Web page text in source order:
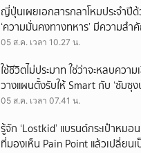
ญี่ปุ่นเผยเอกสารกลาโหมประจำปี
‘ความมั่นคงทางทหาร’ มีความส
จีนเตือน ขออย่าซ้ำรอยประวัติศาสตร์
05 ส.ค. เวลา 10.27 น.
ใช้ชีวิตไม่ประมาท ใช่ว่าจะหลบควา
วางแผนตั้งรับให้ Smart กับ ‘ซัมซุง
05 ส.ค. เวลา 07.41 น.
รู้จัก ‘Lostkid’ แบรนด์กระเป๋าหม
ที่มองเห็น Pain Point แล้วเปลี่ยน